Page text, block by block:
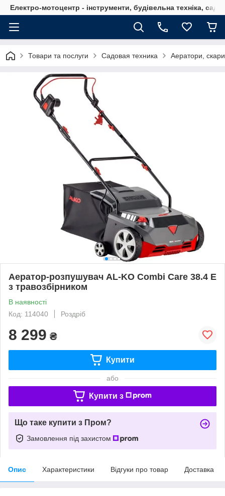
Електро-мотоцентр - інструменти, будівельна техніка,
Товари та послуги Садовая техника Аератори,
Аератор-розпушувач AL-KO Combi Care 38.4 E
з травозбірником
В наявності
Код: 114040
Роздріб
8 299 ₴
Купити
або
Купити з
Що таке купити з Пром?
Замовлення під захистом
Опис Характеристики Відгуки про товар Доставка